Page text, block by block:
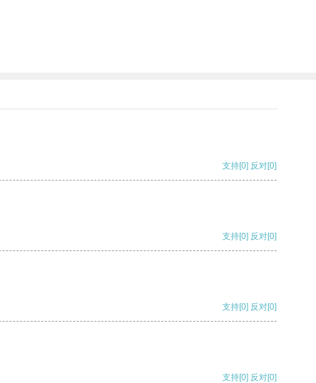
支持[0] 反对[0]
支持[0] 反对[0]
支持[0] 反对[0]
支持[0] 反对[0]